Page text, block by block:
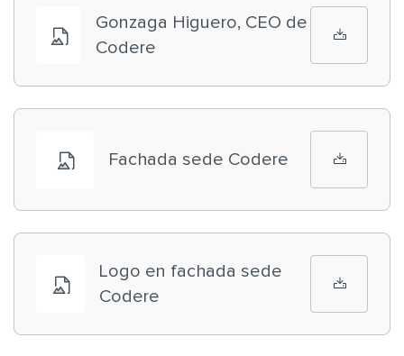
Gonzaga Higuero, CEO de
Codere
Fachada sede Codere
Logo en fachada sede
Codere